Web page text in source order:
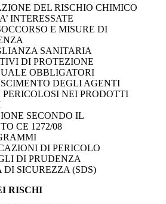
DEL RISCHIO CHIMICO
INTERESSATE
E MISURE DI
SANITARIA
DI PROTEZIONE
OBBLIGATORI
DEGLI AGENTI
NEI PRODOTTI
SECONDO IL
CE 1272/08
DI PERICOLO
DI PRUDENZA
DI SICUREZZA (SDS)
RISCHI